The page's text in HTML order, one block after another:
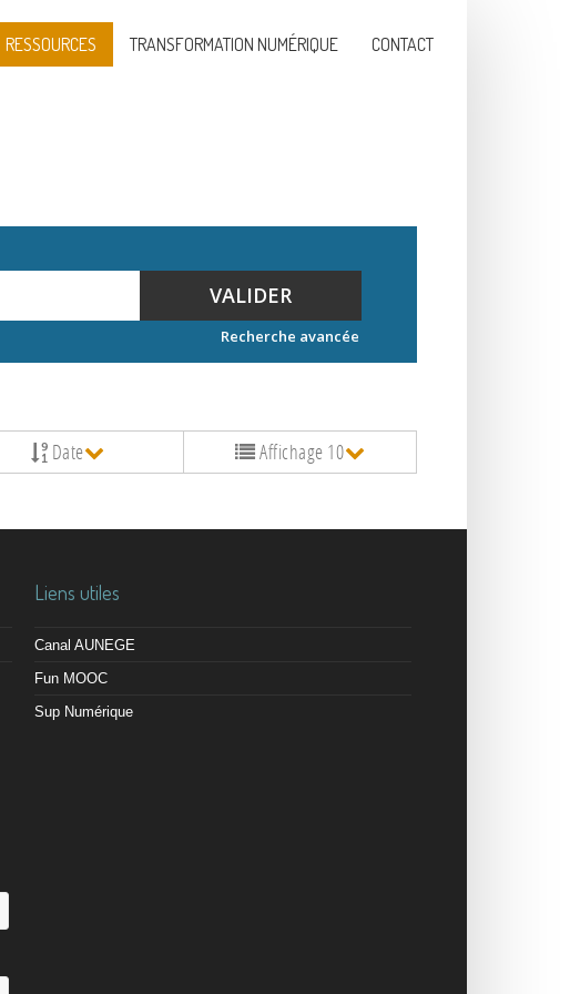
RESSOURCES TRANSFORMATION NUMÉRIQUE CONTACT
VALIDER
Recherche avancée
Date Affichage 10
Liens utiles
Canal AUNEGE
Fun MOOC
Sup Numérique